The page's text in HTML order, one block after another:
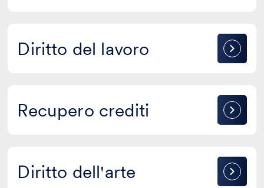
Diritto del lavoro
Diritto
del
Recupero crediti
Recupero
crediti
Diritto dell'arte
Diritto
dell'arte